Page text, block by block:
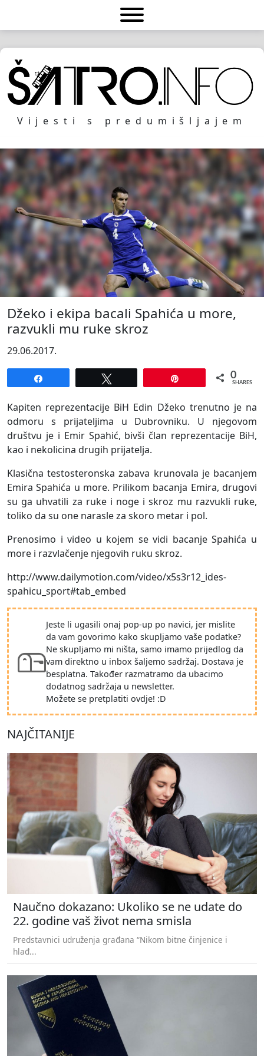
Vijesti s predumišljajem
Džeko i ekipa bacali Spahića u more,
razvukli mu ruke skroz
29.06.2017.
0
SHARES
Kapiten reprezentacije BiH Edin Džeko trenutno je na
odmoru s prijateljima u Dubrovniku. U njegovom
društvu je i Emir Spahić, bivši član reprezentacije BiH,
kao i nekolicina drugih prijatelja.
Klasična testosteronska zabava krunovala je bacanjem
Emira Spahića u more. Prilikom bacanja Emira, drugovi
su ga uhvatili za ruke i noge i skroz mu razvukli ruke,
toliko da su one narasle za skoro metar i pol.
Prenosimo i video u kojem se vidi bacanje Spahića u
more i razvlačenje njegovih ruku skroz.
http://www.dailymotion.com/video/x5s3r12_ides-
spahicu_sport#tab_embed
Jeste li ugasili onaj pop-up po navici, jer mislite
da vam govorimo kako skupljamo vaše podatke?
Ne skupljamo mi ništa, samo imamo prijedlog da
vam direktno u inbox šaljemo sadržaj. Dostava je
besplatna. Također razmatramo da ubacimo
dodatnog sadržaja u newsletter.
Možete se pretplatiti ovdje! :D
NAJČITANIJE
Naučno dokazano: Ukoliko se ne udate do
22. godine vaš život nema smisla
Predstavnici udruženja građana “Nikom bitne činjenice i
hlađ...